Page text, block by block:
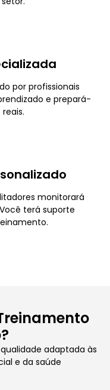
por profissionais
e prepará-
monitorará
terá suporte
adaptada às
e da saúde